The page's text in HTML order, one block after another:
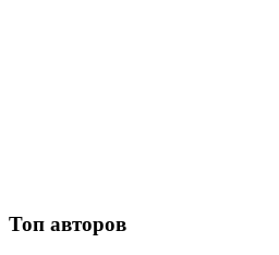
Топ авторов